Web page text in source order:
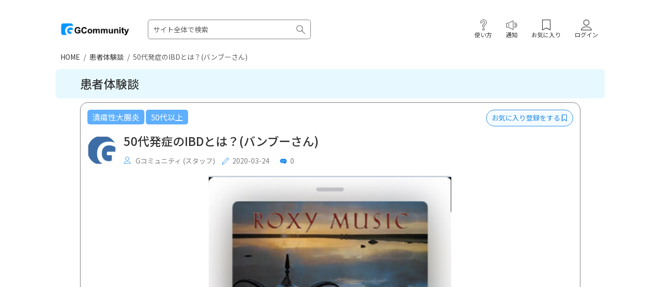
使い方 通知 お気に入り ログイン
HOME 患者体験談 50代発症のIBDとは？(バンブーさん)
患者体験談
潰瘍性大腸炎 50代以上 お気に入り登録をする
50代発症のIBDとは？(バンブーさん)
Gコミュニティ (スタッフ) 2020-03-24 0